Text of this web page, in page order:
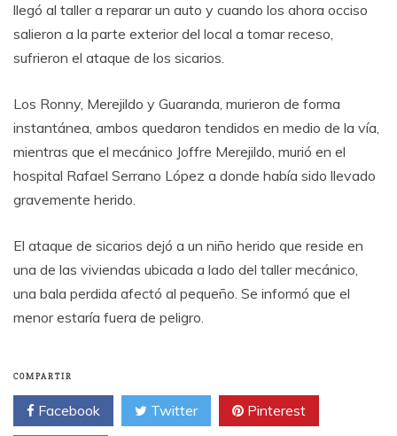
llegó al taller a reparar un auto y cuando los ahora occiso
salieron a la parte exterior del local a tomar receso,
sufrieron el ataque de los sicarios.
Los Ronny, Merejildo y Guaranda, murieron de forma
instantánea, ambos quedaron tendidos en medio de la vía,
mientras que el mecánico Joffre Merejildo, murió en el
hospital Rafael Serrano López a donde había sido llevado
gravemente herido.
El ataque de sicarios dejó a un niño herido que reside en
una de las viviendas ubicada a lado del taller mecánico,
una bala perdida afectó al pequeño. Se informó que el
menor estaría fuera de peligro.
COMPARTIR
Facebook Twitter Pinterest